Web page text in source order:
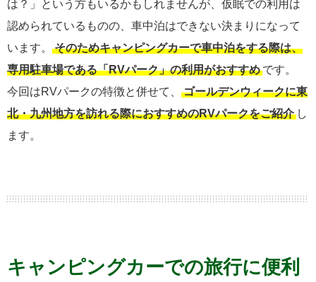
は？」という方もいるかもしれませんが、仮眠での利用は
認められているものの、車中泊はできない決まりになって
います。
そのためキャンピングカーで車中泊をする際は、
専用駐車場である「RVパーク」の利用がおすすめ です。
今回はRVパークの特徴と併せて、
ゴールデンウィークに東
北・九州地方を訪れる際におすすめのRVパークをご紹介 し
ます。
キャンピングカーでの旅行に便利